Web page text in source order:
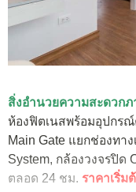
สิ่งอำนวยความสะดวก
ห้องฟิตเนสพร้อมอุปกร
Main Gate แยกช่องทา
System, กล้องวงจรปิด
ตลอด 24 ชม. ราคาเริ่ม